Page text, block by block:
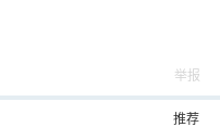
举报
推荐